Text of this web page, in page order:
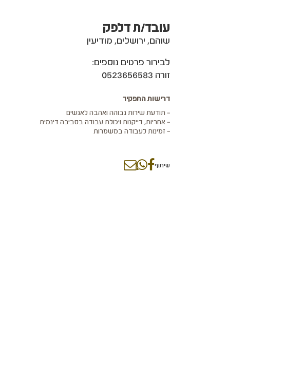
עובד/ת דלפק
שוהם, ירושלים, מודיעין
לבירור פרטים נוספים:
זורה 0523656583
דרישות התפקיד
– תודעת שירות גבוהה ואהבה לאנשים
– אחריות, דייקנות ויכולת עבודה בסביבה דינמית
– זמינות לעבודה במשמרות
שיתוף